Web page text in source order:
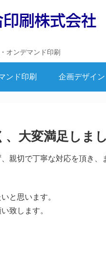
オンデマンド印刷
ンド印刷 企画デザイン
大変満足しまし
親切で丁寧な対応を頂き、
と思います。
致します。